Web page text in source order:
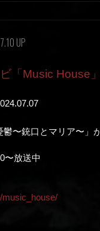
UP
「Music House
鬱〜銃口とマリア〜
〜放送中
music_house/